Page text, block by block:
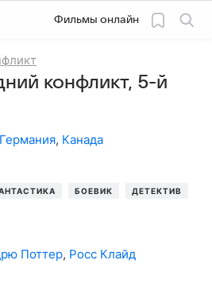
Фильмы онлайн
конфликт, 5-й
Германия, Канада
БОЕВИК ДЕТЕКТИВ
Поттер, Росс Клайд